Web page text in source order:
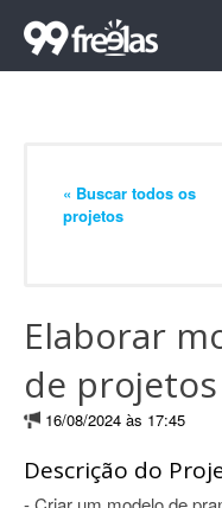
« Buscar todos os
projetos
Elaborar
de projetos
16/08/2024 às 17:45
Descrição do